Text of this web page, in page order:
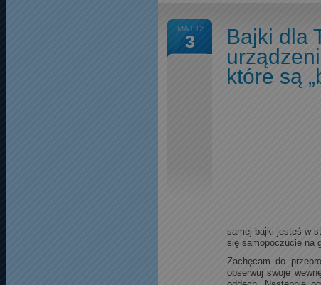
MAJ 12
3
Bajki dla
które są
samej bajki jesteś w
się samopoczucie na
Zachęcam do
obserwuj swoje
Listy czytelników Przekaż